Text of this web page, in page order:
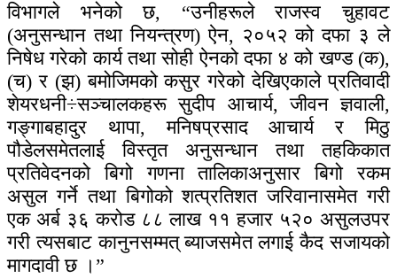
विभागले भनेको छ, “उनीहरूले राजस्व चुहावट
(अनुसन्धान तथा नियन्त्रण) ऐन, २०५२ को दफा ३ ले
निषेध गरेको कार्य तथा सोही ऐनको दफा ४ को खण्ड (क),
(च) र (झ) बमोजिमको कसुर गरेको देखिएकाले प्रतिवादी
शेयरधनी÷सञ्चालकहरू सुदीप आचार्य, जीवन ज्ञवाली,
गङ्गाबहादुर थापा, मनिषप्रसाद आचार्य र मिठु
पौडेलसमेतलाई विस्तृत अनुसन्धान तथा तहकिकात
प्रतिवेदनको बिगो गणना तालिकाअनुसार बिगो रकम
असुल गर्ने तथा बिगोको शत्प्रतिशत जरिवानासमेत गरी
एक अर्ब ३६ करोड ८८ लाख ११ हजार ५२० असुलउपर
गरी त्यसबाट कानुनसम्मत् ब्याजसमेत लगाई कैद सजायको
मागदावी छ ।”